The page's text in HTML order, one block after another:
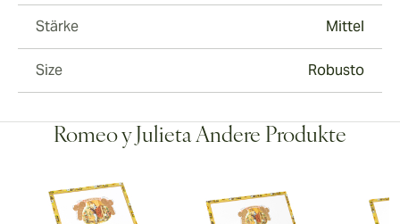
Stärke Mittel
Size Robusto
Romeo y Julieta Andere Produkte